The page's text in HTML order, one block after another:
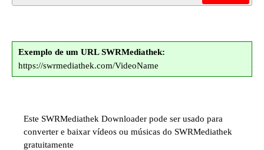
Exemplo de um URL SWRMediathek:
https://swrmediathek.com/VideoName
Este SWRMediathek Downloader pode ser usado para
converter e baixar vídeos ou músicas do SWRMediathek
gratuitamente